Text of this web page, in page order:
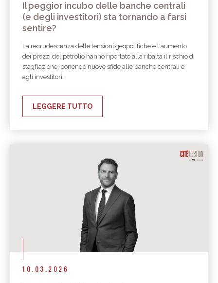
Il peggior incubo delle banche centrali
(e degli investitori) sta tornando a farsi
sentire?
La recrudescenza delle tensioni geopolitiche e l'aumento
dei prezzi del petrolio hanno riportato alla ribalta il rischio di
stagflazione, ponendo nuove sfide alle banche centrali e
agli investitori.
LEGGERE TUTTO
10.03.2026